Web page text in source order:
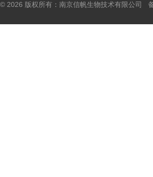
© 2026 版权所有：南京信帆生物技术有限公司